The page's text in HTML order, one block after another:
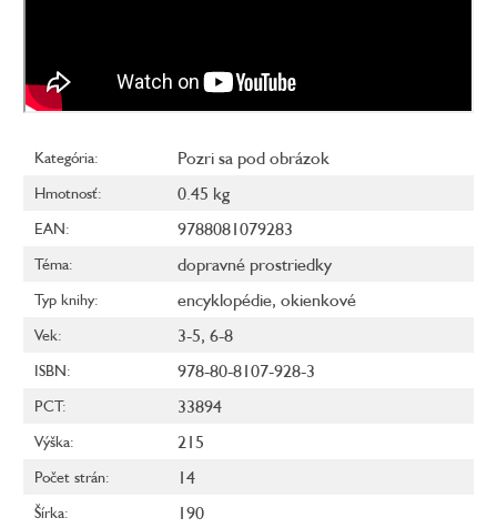
Kategória: Pozri sa pod obrázok
Hmotnosť: 0.45 kg
EAN: 9788081079283
Téma: dopravné prostriedky
Typ knihy: encyklopédie, okienkové
Vek: 3-5, 6-8
ISBN: 978-80-8107-928-3
PCT: 33894
Výška: 215
Počet strán: 14
Šírka: 190